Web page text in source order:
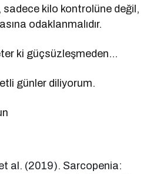
sadece kilo kontrolüne değil,
odaklanmalıdır.
ki güçsüzleşmeden…
günler diliyorum.
al. (2019). Sarcopenia: